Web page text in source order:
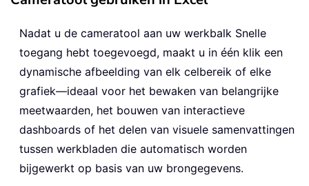
Nadat u de cameratool aan uw werkbalk Snelle
toegang hebt toegevoegd, maakt u in één klik een
dynamische afbeelding van elk celbereik of elke
grafiek—ideaal voor het bewaken van belangrijke
meetwaarden, het bouwen van interactieve
dashboards of het delen van visuele samenvattingen
tussen werkbladen die automatisch worden
bijgewerkt op basis van uw brongegevens.